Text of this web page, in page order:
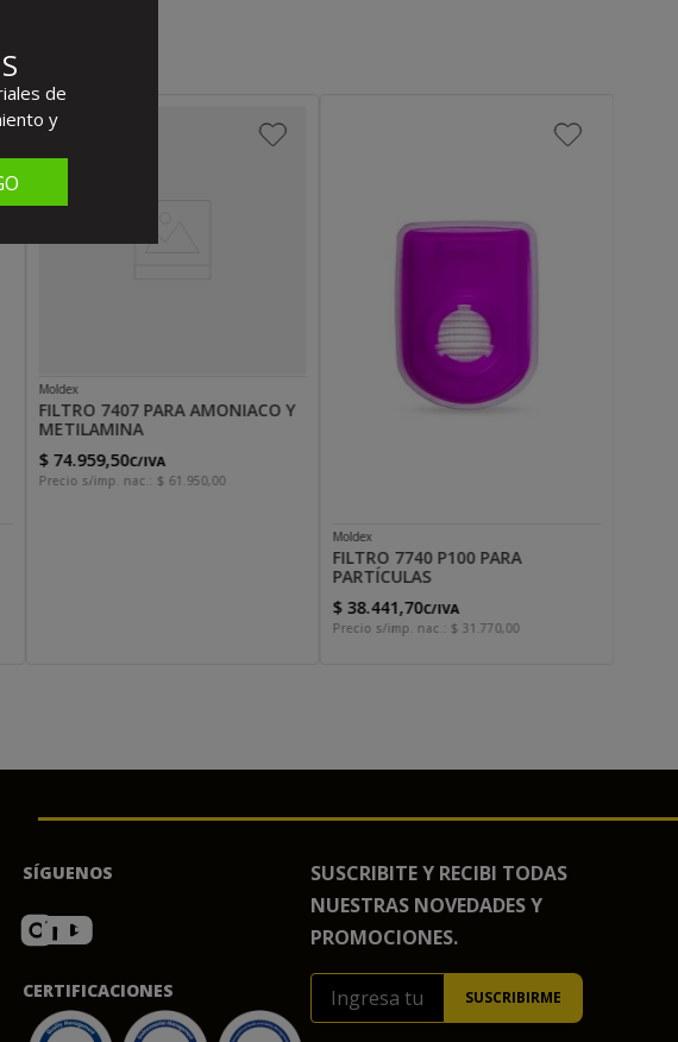
Moldex
FILTRO 7407 PARA AMONIACO Y
METILAMINA
$ 74.959,50C/IVA
Precio s/imp. nac.: $ 61 950, 00
Moldex
FILTRO 7740 P100 PARA
PARTÍCULAS
$ 38.441,70C/IVA
Precio s/imp. nac.: $ 31 770, 00
SÍGUENOS
CERTIFICACIONES
SUSCRIBITE Y RECIBI TODAS
NUESTRAS NOVEDADES Y
PROMOCIONES.
de
y